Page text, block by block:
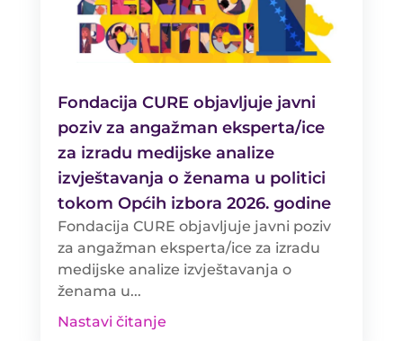
Fondacija CURE objavljuje javni
poziv za angažman eksperta/ice
za izradu medijske analize
izvještavanja o ženama u politici
tokom Općih izbora 2026. godine
Fondacija CURE objavljuje javni poziv
za angažman eksperta/ice za izradu
medijske analize izvještavanja o
ženama u...
Nastavi čitanje